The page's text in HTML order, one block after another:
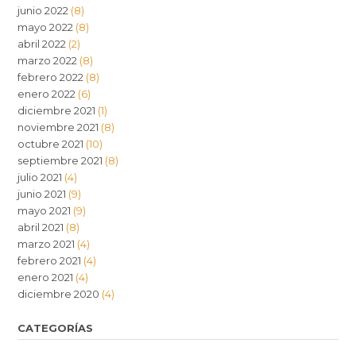
junio 2022 (8)
mayo 2022 (8)
abril 2022 (2)
marzo 2022 (8)
febrero 2022 (8)
enero 2022 (6)
diciembre 2021 (1)
noviembre 2021 (8)
octubre 2021 (10)
septiembre 2021 (8)
julio 2021 (4)
junio 2021 (9)
mayo 2021 (9)
abril 2021 (8)
marzo 2021 (4)
febrero 2021 (4)
enero 2021 (4)
diciembre 2020 (4)
CATEGORÍAS